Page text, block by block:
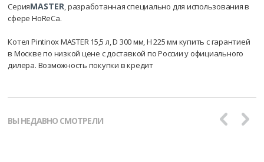
СерияMASTER, разработанная специально для использования в
сфере HoReCa.
Котел Pintinox MASTER 15,5 л, D 300 мм, H 225 мм купить с гарантией
в Москве по низкой цене с доставкой по России у официального
дилера. Возможность покупки в кредит
ВЫ НЕДАВНО СМОТРЕЛИ